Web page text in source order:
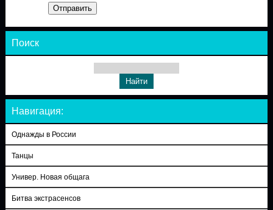
Отправить
Поиск
Навигация:
Однажды в России
Танцы
Универ. Новая общага
Битва экстрасенсов